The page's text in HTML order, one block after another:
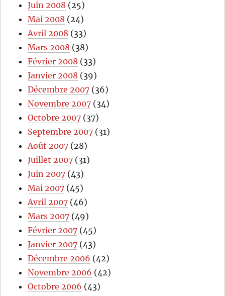
Juin 2008 (25)
Mai 2008 (24)
Avril 2008 (33)
Mars 2008 (38)
Février 2008 (33)
Janvier 2008 (39)
Décembre 2007 (36)
Novembre 2007 (34)
Octobre 2007 (37)
Septembre 2007 (31)
Août 2007 (28)
Juillet 2007 (31)
Juin 2007 (43)
Mai 2007 (45)
Avril 2007 (46)
Mars 2007 (49)
Février 2007 (45)
Janvier 2007 (43)
Décembre 2006 (42)
Novembre 2006 (42)
Octobre 2006 (43)